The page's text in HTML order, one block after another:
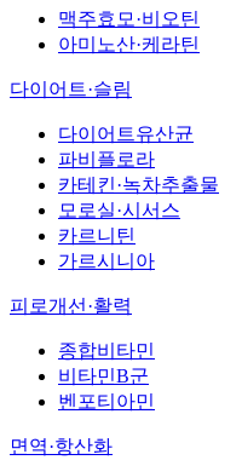
맥주효모·비오틴
아미노산·케라틴
다이어트·슬림
다이어트유산균
파비플로라
카테킨·녹차추출물
모로실·시서스
카르니틴
가르시니아
피로개선·활력
종합비타민
비타민B군
벤포티아민
면역·항산화